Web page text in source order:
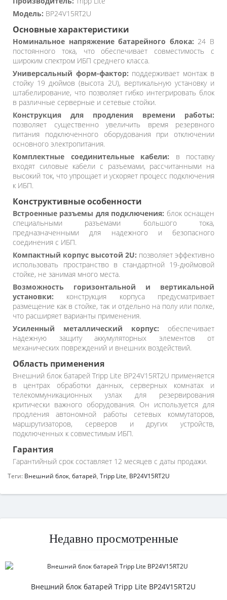
Модель: BP24V15RT2U
Основные характеристики
Номинальное напряжение батарейного блока: 24 В
постоянного тока, что обеспечивает совместимость с
широким спектром ИБП среднего класса.
Универсальный форм-фактор: поддерживает монтаж в
стойку 19 дюймов (высота 2U), вертикальную установку и
штабелирование, что позволяет гибко интегрировать блок
в различные серверные и сетевые стойки.
Конструкция для продления времени работы:
позволяет существенно увеличить время резервного
питания подключенного оборудования при отключении
основного электропитания.
Комплектные соединительные кабели: в поставку
входят силовые кабели с разъемами, рассчитанными на
высокий ток, что упрощает и ускоряет процесс подключения
к ИБП.
Конструктивные особенности
Встроенные разъемы для подключения: блок оснащен
специальными разъемами большого тока,
предназначенными для надежного и безопасного
соединения с ИБП.
Компактный корпус высотой 2U: позволяет эффективно
использовать пространство в стандартной 19-дюймовой
стойке, не занимая много места.
Возможность горизонтальной и вертикальной
установки: конструкция корпуса предусматривает
размещение как в стойке, так и отдельно на полу или полке,
что расширяет варианты применения.
Усиленный металлический корпус: обеспечивает
надежную защиту аккумуляторных элементов от
механических повреждений и внешних воздействий.
Область применения
Внешний блок батарей Tripp Lite BP24V15RT2U применяется
в центрах обработки данных, серверных комнатах и
телекоммуникационных узлах для резервирования
критически важного оборудования. Он используется для
продления автономной работы сетевых коммутаторов,
маршрутизаторов, серверов и других устройств,
подключенных к совместимым ИБП.
Гарантия
Гарантийный срок составляет 12 месяцев с даты продажи.
Теги: Внешний блок, батарей, Tripp Lite, BP24V15RT2U
Недавно просмотренные
Внешний блок батарей Tripp Lite BP24V15RT2U